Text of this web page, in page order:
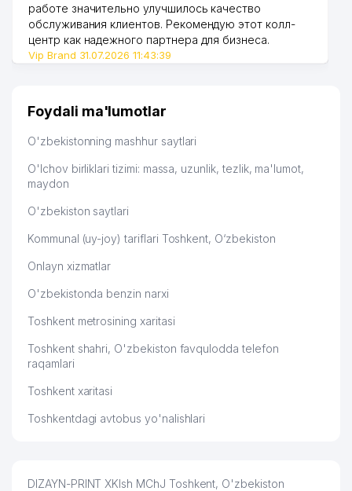
работе значительно улучшилось качество
обслуживания клиентов. Рекомендую этот колл-
центр как надежного партнера для бизнеса.
Vip Brand 31.07.2026 11:43:39
Foydali ma'lumotlar
O'zbekistonning mashhur saytlari
O'lchov birliklari tizimi: massa, uzunlik, tezlik, ma'lumot,
maydon
O'zbekiston saytlari
Kommunal (uy-joy) tariflari Toshkent, O‘zbekiston
Onlayn xizmatlar
O'zbekistonda benzin narxi
Toshkent metrosining xaritasi
Toshkent shahri, O'zbekiston favqulodda telefon
raqamlari
Toshkent xaritasi
Toshkentdagi avtobus yo'nalishlari
DIZAYN-PRINT XKIsh MChJ Toshkent, O'zbekiston